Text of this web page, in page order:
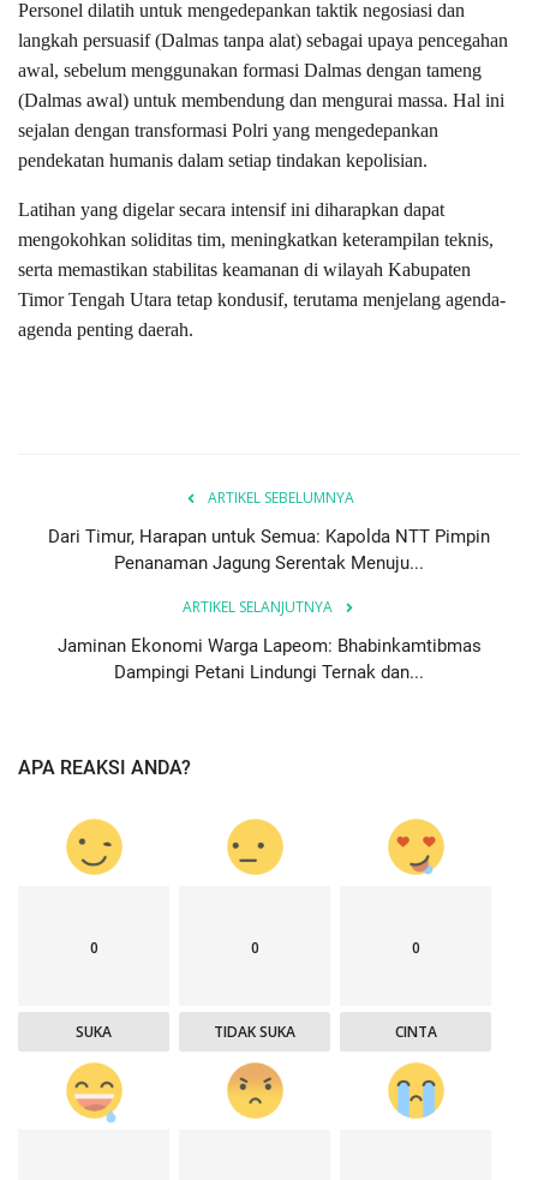
Personel dilatih untuk mengedepankan taktik negosiasi dan
langkah persuasif (Dalmas tanpa alat) sebagai upaya pencegahan
awal, sebelum menggunakan formasi Dalmas dengan tameng
(Dalmas awal) untuk membendung dan mengurai massa. Hal ini
sejalan dengan transformasi Polri yang mengedepankan
pendekatan humanis dalam setiap tindakan kepolisian.
Latihan yang digelar secara intensif ini diharapkan dapat
mengokohkan soliditas tim, meningkatkan keterampilan teknis,
serta memastikan stabilitas keamanan di wilayah Kabupaten
Timor Tengah Utara tetap kondusif, terutama menjelang agenda-
agenda penting daerah.
ARTIKEL SEBELUMNYA
Dari Timur, Harapan untuk Semua: Kapolda NTT Pimpin
Penanaman Jagung Serentak Menuju...
ARTIKEL SELANJUTNYA
Jaminan Ekonomi Warga Lapeom: Bhabinkamtibmas
Dampingi Petani Lindungi Ternak dan...
APA REAKSI ANDA?
0
SUKA
0
TIDAK SUKA
0
CINTA